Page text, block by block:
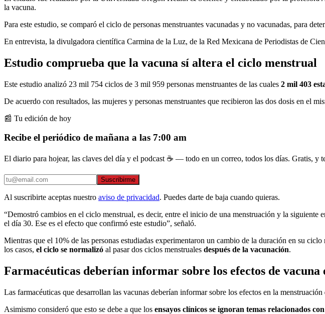
la vacuna.
Para este estudio, se comparó el ciclo de personas menstruantes vacunadas y no vacunadas, para
En entrevista, la divulgadora científica Carmina de la Luz, de la Red Mexicana de Periodistas de
Estudio comprueba que la vacuna sí altera el ciclo menstrual
Este estudio analizó 23 mil 754 ciclos de 3 mil 959 personas menstruantes de las cuales 2 mil 403
De acuerdo con resultados, las mujeres y personas menstruantes que recibieron las dos dosis en el
📰 Tu edición de hoy
Recibe el periódico de mañana a las 7:00 am
El diario para hojear, las claves del día y el podcast ☕ — todo en un correo, todos los días. Gratis, y
Suscribirme
Al suscribirte aceptas nuestro aviso de privacidad. Puedes darte de baja cuando quieras.
“Demostró cambios en el ciclo menstrual, es decir, entre el inicio de una menstruación y la
el día 30. Ese es el efecto que confirmó este estudio”, señaló.
Mientras que el 10% de las personas estudiadas experimentaron un cambio de la duración en su ciclo
los casos, el ciclo se normalizó al pasar dos ciclos menstruales después de la vacunación.
Farmacéuticas deberían informar sobre los efectos de vacuna
Las farmacéuticas que desarrollan las vacunas deberían informar sobre los efectos en la
Asimismo consideró que esto se debe a que los ensayos clínicos se ignoran temas relacionados